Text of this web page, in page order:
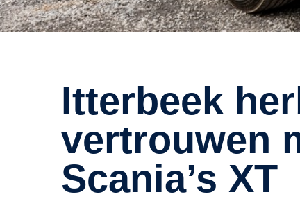
Itterbeek herbevestigt
vertrouwen
Scania’s XT